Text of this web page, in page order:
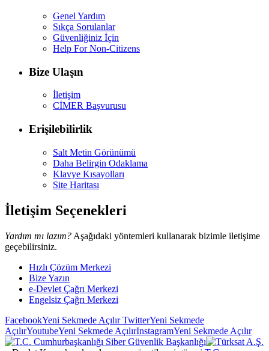
Genel Yardım
Sıkça Sorulanlar
Güvenliğiniz İçin
Help For Non-Citizens
Bize Ulaşın
İletişim
CİMER Başvurusu
Erişilebilirlik
Salt Metin Görünümü
Daha Belirgin Odaklama
Klavye Kısayolları
Site Haritası
İletişim Seçenekleri
Yardım mı lazım? Aşağıdaki yöntemleri kullanarak bizimle iletişime
geçebilirsiniz.
Hızlı Çözüm Merkezi
Bize Yazın
e-Devlet Çağrı Merkezi
Engelsiz Çağrı Merkezi
FacebookYeni Sekmede AçılırTwitterYeni Sekmede
AçılırYoutubeYeni Sekmede AçılırInstagramYeni Sekmede Açılır